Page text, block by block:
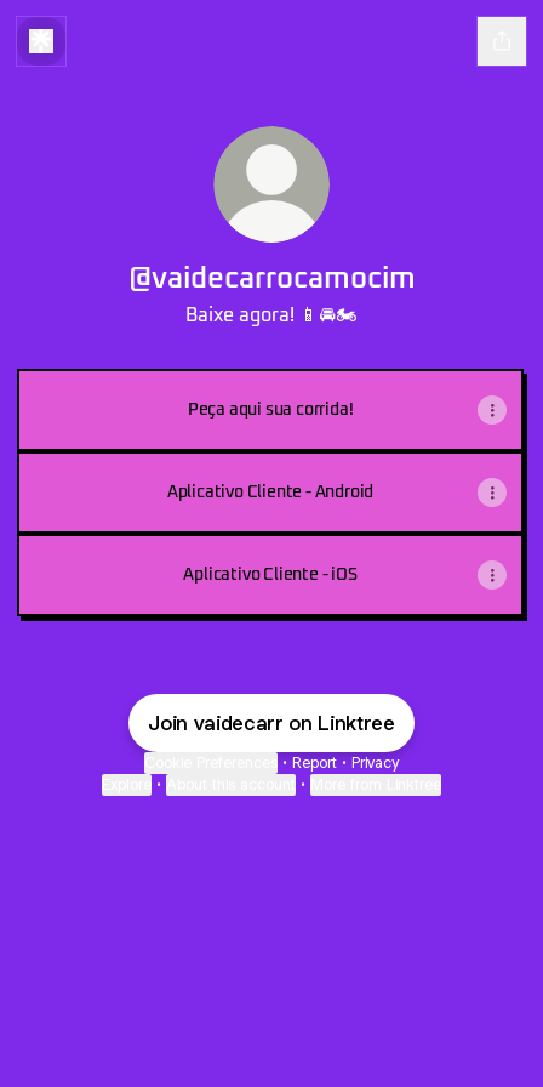
@vaidecarrocamocim
Baixe agora! 📱🚘🏍️
Peça aqui sua corrida!
Aplicativo Cliente - Android
Aplicativo Cliente - iOS
Join vaidecarr on Linktree
• Report • Privacy
• •